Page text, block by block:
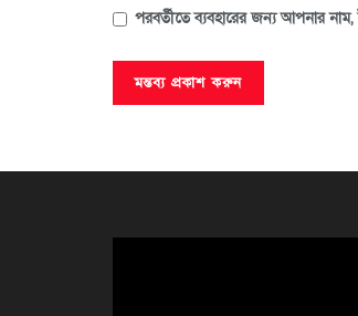
পরবর্তীতে ব্যবহারের জন্য আপনার